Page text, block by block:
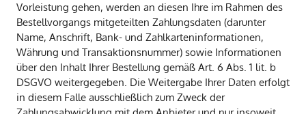
Vorleistung gehen, werden an diesen Ihre im Rahmen des
Bestellvorgangs mitgeteilten Zahlungsdaten (darunter
Name, Anschrift, Bank- und Zahlkarteninformationen,
Währung und Transaktionsnummer) sowie Informationen
über den Inhalt Ihrer Bestellung gemäß Art. 6 Abs. 1 lit. b
DSGVO weitergegeben. Die Weitergabe Ihrer Daten erfolgt
in diesem Falle ausschließlich zum Zweck der